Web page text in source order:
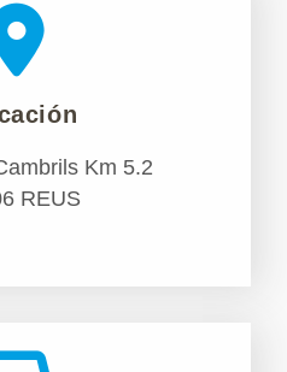
Km 5.2
REUS